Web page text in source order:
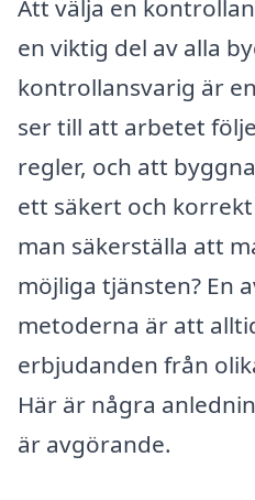
Att välja en
en viktig del av alla
kontrollansvarig är
ser till att arbetet
regler, och att
ett säkert och
man säkerställa att
möjliga tjänsten? En
metoderna är att
erbjudanden från
Här är några
är avgörande.